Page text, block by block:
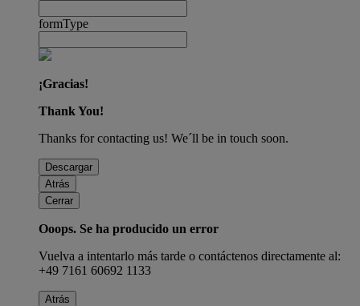
formType
¡Gracias!
Thank You!
Thanks for contacting us! We´ll be in touch soon.
Descargar
Atrás
Cerrar
Ooops. Se ha producido un error
Vuelva a intentarlo más tarde o contáctenos directamente al:
+49 7161 60692 1133
Atrás